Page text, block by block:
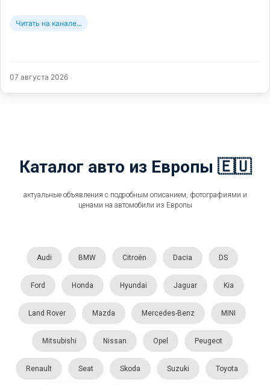
Читать на канале...
07 августа 2026
Каталог авто из Европы 🇪🇺
актуальные объявления с подробным описанием, фотографиями и
ценами на автомобили из Европы
Audi BMW Citroën Dacia DS
Ford Honda Hyundai Jaguar Kia
Land Rover Mazda Mercedes-Benz MINI
Mitsubishi Nissan Opel Peugeot
Renault Seat Skoda Suzuki Toyota